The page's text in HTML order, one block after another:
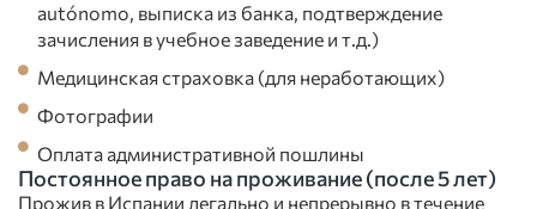
autónomo, выписка из банка, подтверждение
зачисления в учебное заведение и т.д.)
Медицинская страховка (для неработающих)
Фотографии
Оплата административной пошлины
Постоянное право на проживание (после 5 лет)
Прожив в Испании легально и непрерывно в течение